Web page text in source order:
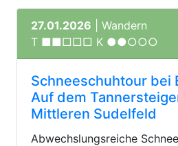
27.01.2026 | Wandern
T ■■□□□ K ●●○○○
Schneeschuhtour bei
Auf dem
Mittleren Sudelfeld
Abwechslungsreiche